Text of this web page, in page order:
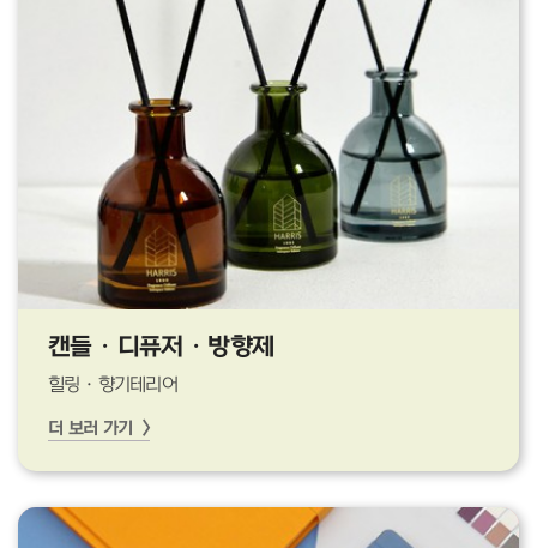
캔들 · 디퓨저 · 방향제
힐링 · 향기테리어
더 보러 가기 >